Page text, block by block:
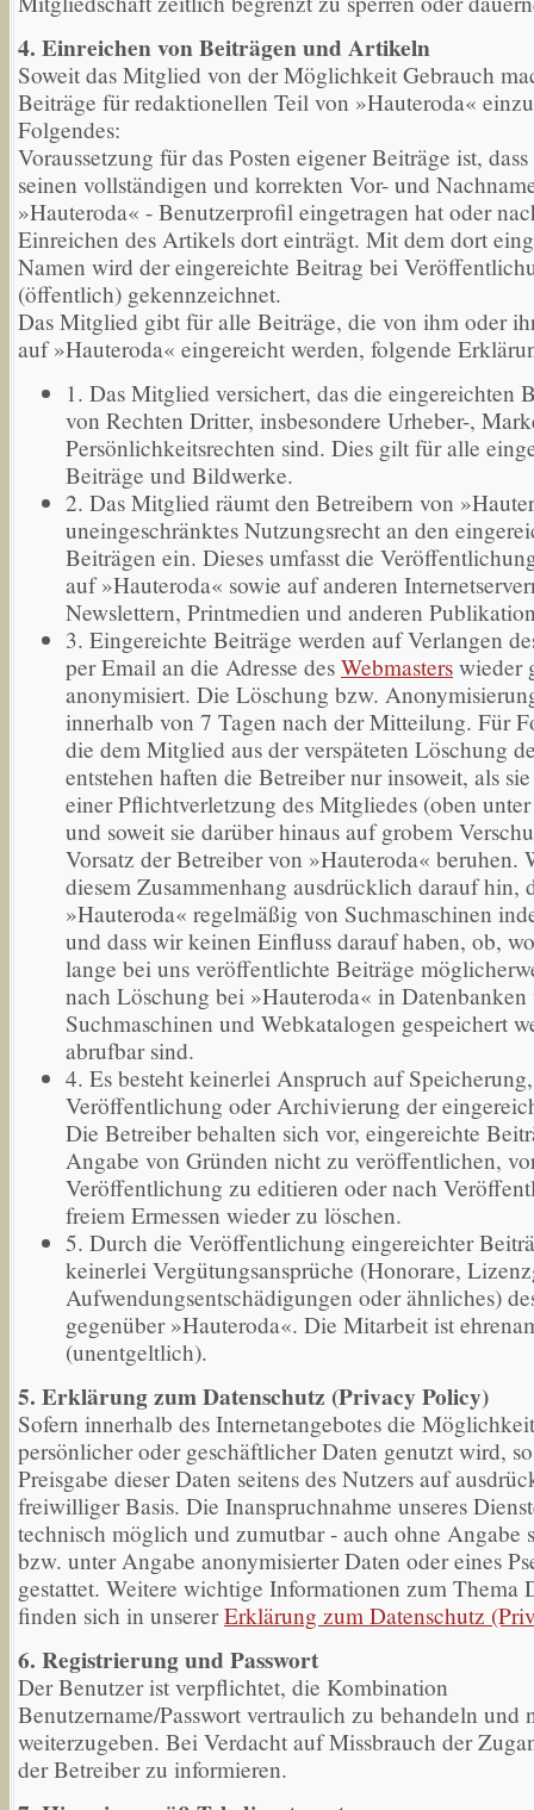
4. Einreichen von Beiträgen und Artikeln
Soweit das Mitglied von der Möglichkeit Gebrauch
Beiträge für redaktionellen Teil von »Hauteroda«
Folgendes:
Voraussetzung für das Posten eigener Beiträge ist,
seinen vollständigen und korrekten Vor- und
»Hauteroda« - Benutzerprofil eingetragen hat oder
Einreichen des Artikels dort einträgt. Mit dem dort
Namen wird der eingereichte Beitrag bei
(öffentlich) gekennzeichnet.
Das Mitglied gibt für alle Beiträge, die von ihm oder
auf »Hauteroda« eingereicht werden, folgende
1. Das Mitglied versichert, das die eingereichten
von Rechten Dritter, insbesondere Urheber-,
Persönlichkeitsrechten sind. Dies gilt für alle
Beiträge und Bildwerke.
2. Das Mitglied räumt den Betreibern von
uneingeschränktes Nutzungsrecht an den
Beiträgen ein. Dieses umfasst die
auf »Hauteroda« sowie auf anderen
Newslettern, Printmedien und anderen
3. Eingereichte Beiträge werden auf Verlangen
per Email an die Adresse des Webmasters wieder
anonymisiert. Die Löschung bzw.
innerhalb von 7 Tagen nach der Mitteilung. Für
die dem Mitglied aus der verspäteten Löschung
entstehen haften die Betreiber nur insoweit, als
einer Pflichtverletzung des Mitgliedes (oben
und soweit sie darüber hinaus auf grobem
Vorsatz der Betreiber von »Hauteroda« beruhen.
diesem Zusammenhang ausdrücklich darauf hin,
»Hauteroda« regelmäßig von Suchmaschinen
und dass wir keinen Einfluss darauf haben, ob,
lange bei uns veröffentlichte Beiträge
nach Löschung bei »Hauteroda« in Datenbanken
Suchmaschinen und Webkatalogen gespeichert
abrufbar sind.
4. Es besteht keinerlei Anspruch auf Speicherung,
Veröffentlichung oder Archivierung der
Die Betreiber behalten sich vor, eingereichte
Angabe von Gründen nicht zu veröffentlichen,
Veröffentlichung zu editieren oder nach
freiem Ermessen wieder zu löschen.
5. Durch die Veröffentlichung eingereichter
keinerlei Vergütungsansprüche (Honorare,
Aufwendungsentschädigungen oder ähnliches)
gegenüber »Hauteroda«. Die Mitarbeit ist
(unentgeltlich).
5. Erklärung zum Datenschutz (Privacy Policy)
Sofern innerhalb des Internetangebotes die
persönlicher oder geschäftlicher Daten genutzt wird,
Preisgabe dieser Daten seitens des Nutzers auf
freiwilliger Basis. Die Inanspruchnahme unseres
technisch möglich und zumutbar - auch ohne Angabe
bzw. unter Angabe anonymisierter Daten oder eines
gestattet. Weitere wichtige Informationen zum Thema
finden sich in unsererErklärung zum Datenschutz
6. Registrierung und Passwort
Der Benutzer ist verpflichtet, die Kombination
Benutzername/Passwort vertraulich zu behandeln und
weiterzugeben. Bei Verdacht auf Missbrauch der
der Betreiber zu informieren.